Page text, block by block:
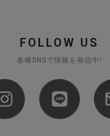
FOLLOW US
各種SNSで情報を発信中!